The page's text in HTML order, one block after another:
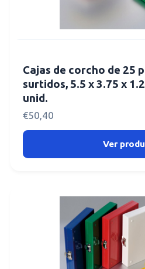
Cajas de corcho de 25
surtidos, 5.5 x 3.75 x
unid.
€50,40
Ver